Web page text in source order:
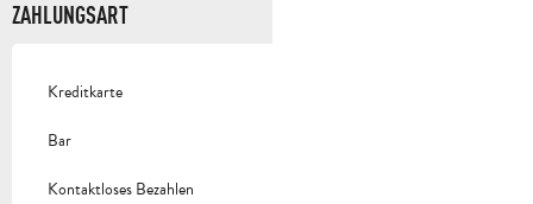
ZAHLUNGSART
Kreditkarte
Bar
Kontaktloses Bezahlen